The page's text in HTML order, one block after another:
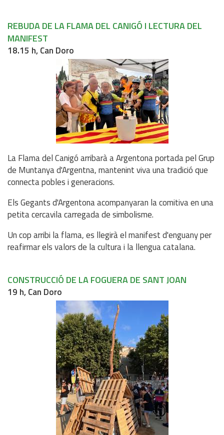
REBUDA DE LA FLAMA DEL CANIGÓ I LECTURA DEL
MANIFEST
18.15 h, Can Doro
La Flama del Canigó arribarà a Argentona portada pel Grup
de Muntanya d'Argentna, mantenint viva una tradició que
connecta pobles i generacions.
Els Gegants d'Argentona acompanyaran la comitiva en una
petita cercavila carregada de simbolisme.
Un cop arribi la flama, es llegirà el manifest d'enguany per
reafirmar els valors de la cultura i la llengua catalana.
CONSTRUCCIÓ DE LA FOGUERA DE SANT JOAN
19 h, Can Doro